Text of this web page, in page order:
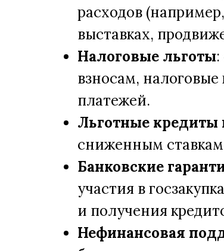
расходов
выставках,
Налоговые льготы
взносам,
платежей.
Льготные кредиты
сниженным
Банковские
участия в
и получения
Нефинансовая